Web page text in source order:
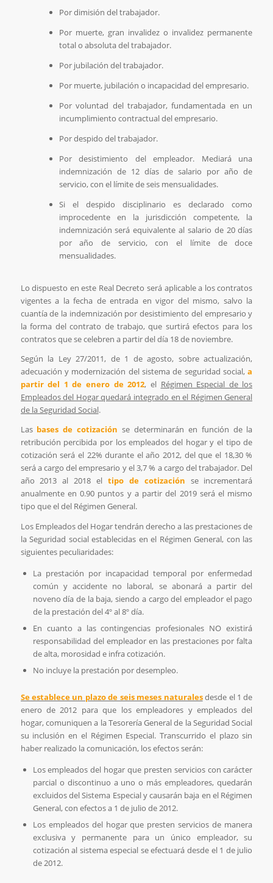
Por dimisión del trabajador.
Por muerte, gran invalidez o invalidez permanente
total o absoluta del trabajador.
Por jubilación del trabajador.
Por muerte, jubilación o incapacidad del empresario.
Por voluntad del trabajador, fundamentada en un
incumplimiento contractual del empresario.
Por despido del trabajador.
Por desistimiento del empleador. Mediará una
indemnización de 12 días de salario por año de
servicio, con el límite de seis mensualidades.
Si el despido disciplinario es declarado como
improcedente en la jurisdicción competente, la
indemnización será equivalente al salario de 20 días
por año de servicio, con el límite de doce
mensualidades.
Lo dispuesto en este Real Decreto será aplicable a los contratos
vigentes a la fecha de entrada en vigor del mismo, salvo la
cuantía de la indemnización por desistimiento del empresario y
la forma del contrato de trabajo, que surtirá efectos para los
contratos que se celebren a partir del día 18 de noviembre.
Según la Ley 27/2011, de 1 de agosto, sobre actualización,
adecuación y modernización del sistema de seguridad social,a
partir del 1 de enero de 2012, el Régimen Especial de los
Empleados del Hogar quedará integrado en el Régimen General
de la Seguridad Social.
Las bases de cotización se determinarán en función de la
retribución percibida por los empleados del hogar y el tipo de
cotización será el 22% durante el año 2012, del que el 18,30 %
será a cargo del empresario y el 3,7 % a cargo del trabajador. Del
año 2013 al 2018 el tipo de cotización se incrementará
anualmente en 0.90 puntos y a partir del 2019 será el mismo
tipo que el del Régimen General.
Los Empleados del Hogar tendrán derecho a las prestaciones de
la Seguridad social establecidas en el Régimen General, con las
siguientes peculiaridades:
La prestación por incapacidad temporal por enfermedad
común y accidente no laboral, se abonará a partir del
noveno día de la baja, siendo a cargo del empleador el pago
de la prestación del 4º al 8º día.
En cuanto a las contingencias profesionales NO existirá
responsabilidad del empleador en las prestaciones por falta
de alta, morosidad e infra cotización.
No incluye la prestación por desempleo.
Se establece un plazo de seis meses naturalesdesde el 1 de
enero de 2012 para que los empleadores y empleados del
hogar, comuniquen a la Tesorería General de la Seguridad Social
su inclusión en el Régimen Especial. Transcurrido el plazo sin
haber realizado la comunicación, los efectos serán:
Los empleados del hogar que presten servicios con carácter
parcial o discontinuo a uno o más empleadores, quedarán
excluidos del Sistema Especial y causarán baja en el Régimen
General, con efectos a 1 de julio de 2012.
Los empleados del hogar que presten servicios de manera
exclusiva y permanente para un único empleador, su
cotización al sistema especial se efectuará desde el 1 de julio
de 2012.